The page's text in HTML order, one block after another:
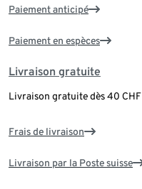
Paiement anticipé
Paiement en espèces
Livraison gratuite
Livraison gratuite dès 40 CHF
Frais de livraison
Livraison par la Poste suisse